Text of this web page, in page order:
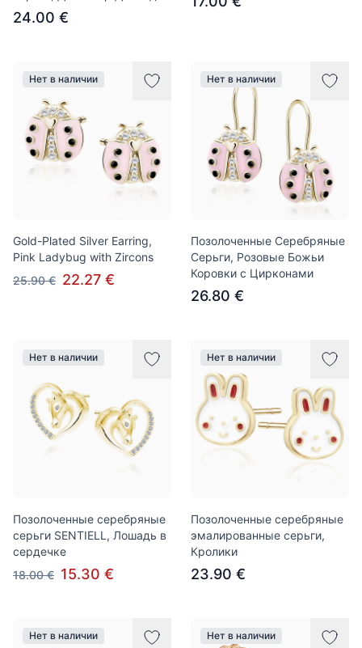
24.00 €
Нет в наличии
Gold-Plated Silver Earring,
Pink Ladybug with Zircons
25.90 € 22.27 €
Нет в наличии
Позолоченные Серебряные
Серьги, Розовые Божьи
Коровки с Цирконами
26.80 €
Нет в наличии
Позолоченные серебряные
серьги SENTIELL, Лошадь в
сердечке
18.00 € 15.30 €
Нет в наличии
Позолоченные серебряные
эмалированные серьги,
Кролики
23.90 €
Нет в наличии Нет в наличии